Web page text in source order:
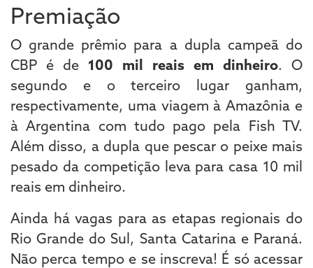
Premiação
O grande prêmio para a dupla campeã do
CBP é de 100 mil reais em dinheiro. O
segundo e o terceiro lugar ganham,
respectivamente, uma viagem à Amazônia e
à Argentina com tudo pago pela Fish TV.
Além disso, a dupla que pescar o peixe mais
pesado da competição leva para casa 10 mil
reais em dinheiro.
Ainda há vagas para as etapas regionais do
Rio Grande do Sul, Santa Catarina e Paraná.
Não perca tempo e se inscreva! É só acessar